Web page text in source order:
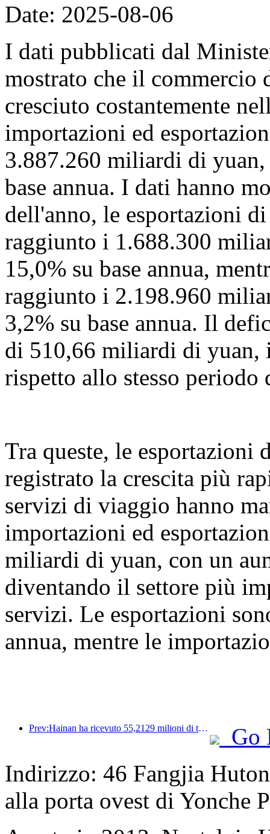
Date: 2025-08-06
I dati pubblicati dal
mostrato che il commercio
cresciuto costantemente
importazioni ed
3.887.260 miliardi di
base annua. I dati hanno
dell'anno, le esportazioni
raggiunto i 1.688.300
15,0% su base annua,
raggiunto i 2.198.960
3,2% su base annua. Il
di 510,66 miliardi di
rispetto allo stesso periodo
Tra queste, le
registrato la crescita più
servizi di viaggio hanno
importazioni ed
miliardi di yuan, con un
diventando il settore più
servizi. Le esportazioni
annua, mentre le
Prev:Hainan ha ricevuto 55,2129 milioni di turisti nella prima metà dell'anno
Go
Indirizzo: 46 Fangjia
alla porta ovest di Yonche